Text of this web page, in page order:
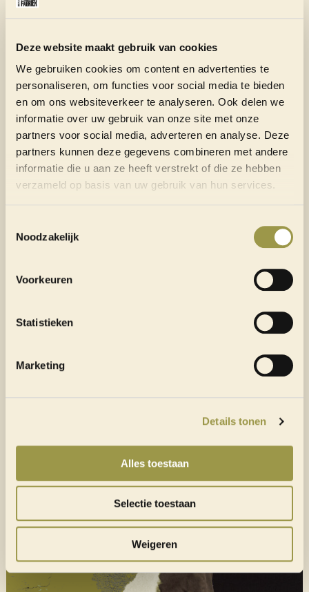
Deze website maakt gebruik van cookies
We gebruiken cookies om content en advertenties te
personaliseren, om functies voor social media te bieden
en om ons websiteverkeer te analyseren. Ook delen we
informatie over uw gebruik van onze site met onze
partners voor social media, adverteren en analyse. Deze
partners kunnen deze gegevens combineren met andere
informatie die u aan ze heeft verstrekt of die ze hebben
verzameld op basis van uw gebruik van hun services.
Noodzakelijk
Voorkeuren
Statistieken
Marketing
Details tonen
Alles toestaan
Selectie toestaan
Weigeren
€ 13 P.P.
BORRELEN GROEPSDINER
ALLE ARRANGEMENTEN
WIJ HELPEN JE VERDER
Heb je je antwoord niet kunnen vinden tussen de
veelgestelde vragen? Dan helpen we je natuurlijk